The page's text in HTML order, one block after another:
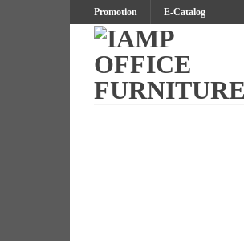
Promotion E-Catalog